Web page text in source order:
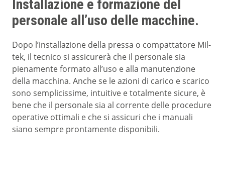
Installazione e formazione del
personale all’uso delle macchine.
Dopo l’installazione della pressa o compattatore Mil-
tek, il tecnico si assicurerà che il personale sia
pienamente formato all’uso e alla manutenzione
della macchina. Anche se le azioni di carico e scarico
sono semplicissime, intuitive e totalmente sicure, è
bene che il personale sia al corrente delle procedure
operative ottimali e che si assicuri che i manuali
siano sempre prontamente disponibili.